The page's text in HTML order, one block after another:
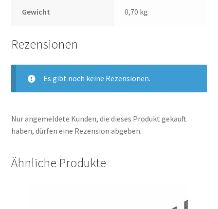
Gewicht 0,70 kg
Rezensionen
Es gibt noch keine Rezensionen.
Nur angemeldete Kunden, die dieses Produkt gekauft
haben, dürfen eine Rezension abgeben.
Ähnliche Produkte